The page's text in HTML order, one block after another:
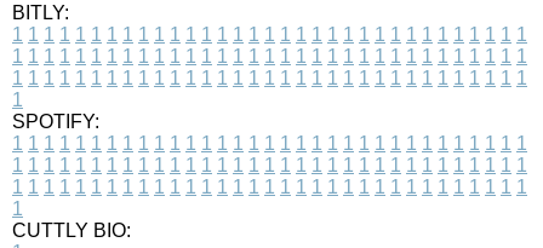
BITLY:
1 1 1 1 1 1 1 1 1 1 1 1 1 1 1 1 1 1 1 1 1 1 1 1 1 1 1 1 1 1 1 1 1
1 1 1 1 1 1 1 1 1 1 1 1 1 1 1 1 1 1 1 1 1 1 1 1 1 1 1 1 1 1 1 1 1
1 1 1 1 1 1 1 1 1 1 1 1 1 1 1 1 1 1 1 1 1 1 1 1 1 1 1 1 1 1 1 1 1
1
SPOTIFY:
1 1 1 1 1 1 1 1 1 1 1 1 1 1 1 1 1 1 1 1 1 1 1 1 1 1 1 1 1 1 1 1 1
1 1 1 1 1 1 1 1 1 1 1 1 1 1 1 1 1 1 1 1 1 1 1 1 1 1 1 1 1 1 1 1 1
1 1 1 1 1 1 1 1 1 1 1 1 1 1 1 1 1 1 1 1 1 1 1 1 1 1 1 1 1 1 1 1 1
1
CUTTLY BIO: